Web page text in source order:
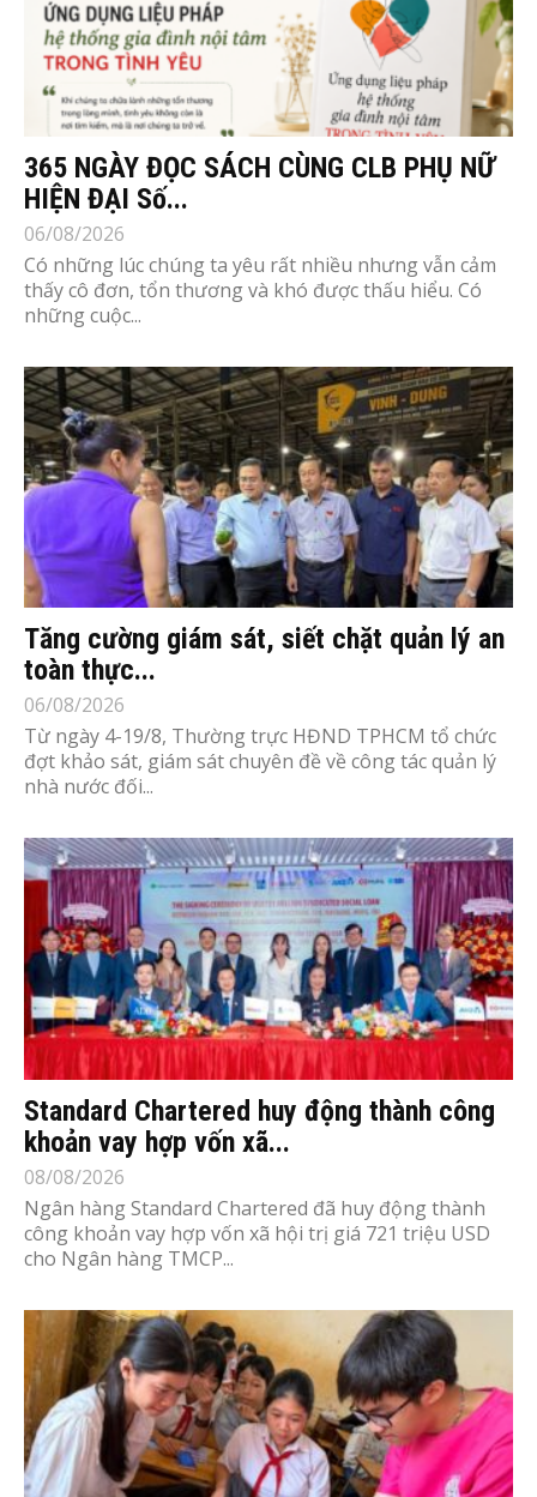
365 NGÀY ĐỌC SÁCH CÙNG CLB PHỤ NỮ
HIỆN ĐẠI Số...
06/08/2026
Có những lúc chúng ta yêu rất nhiều nhưng vẫn cảm
thấy cô đơn, tổn thương và khó được thấu hiểu. Có
những cuộc...
Tăng cường giám sát, siết chặt quản lý an
toàn thực...
06/08/2026
Từ ngày 4-19/8, Thường trực HĐND TPHCM tổ chức
đợt khảo sát, giám sát chuyên đề về công tác quản lý
nhà nước đối...
Standard Chartered huy động thành công
khoản vay hợp vốn xã...
08/08/2026
Ngân hàng Standard Chartered đã huy động thành
công khoản vay hợp vốn xã hội trị giá 721 triệu USD
cho Ngân hàng TMCP...